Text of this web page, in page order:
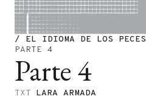
/ EL IDIOMA DE LOS PECES
PARTE 4
Parte 4
TXT LARA ARMADA